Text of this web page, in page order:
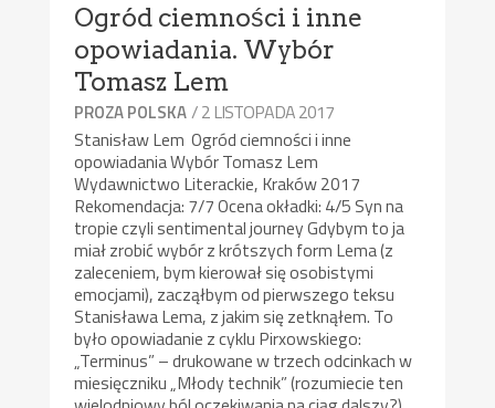
Ogród ciemności i inne
opowiadania. Wybór
Tomasz Lem
PROZA POLSKA/ 2 LISTOPADA 2017
Stanisław Lem Ogród ciemności i inne
opowiadania Wybór Tomasz Lem
Wydawnictwo Literackie, Kraków 2017
Rekomendacja: 7/7 Ocena okładki: 4/5 Syn na
tropie czyli sentimental journey Gdybym to ja
miał zrobić wybór z krótszych form Lema (z
zaleceniem, bym kierował się osobistymi
emocjami), zacząłbym od pierwszego teksu
Stanisława Lema, z jakim się zetknąłem. To
było opowiadanie z cyklu Pirxowskiego:
„Terminus” – drukowane w trzech odcinkach w
miesięczniku „Młody technik” (rozumiecie ten